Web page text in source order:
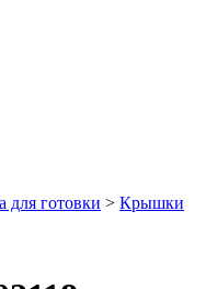
для готовки > Крышки